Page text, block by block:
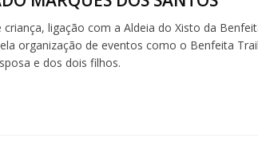
ligação com a Aldeia do Xisto da
organização de eventos como o Benfeita
e dos dois filhos.